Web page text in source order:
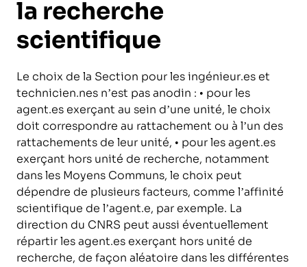
la recherche
scientifique
Le choix de la Section pour les ingénieur.es et
technicien.nes n’est pas anodin : • pour les
agent.es exerçant au sein d’une unité, le choix
doit correspondre au rattachement ou à l’un des
rattachements de leur unité, • pour les agent.es
exerçant hors unité de recherche, notamment
dans les Moyens Communs, le choix peut
dépendre de plusieurs facteurs, comme l’affinité
scientifique de l’agent.e, par exemple. La
direction du CNRS peut aussi éventuellement
répartir les agent.es exerçant hors unité de
recherche, de façon aléatoire dans les différentes